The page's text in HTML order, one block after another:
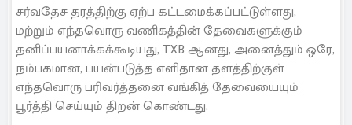
சர்வதேச தரத்திற்கு ஏற்ப கட்டமைக்கப்பட்டுள்ளது,
மற்றும் எந்தவொரு வணிகத்தின் தேவைகளுக்கும்
தனிப்பயனாக்கக்கூடியது, TXB ஆனது, அனைத்தும் ஒரே,
நம்பகமான, பயன்படுத்த எளிதான தளத்திற்குள்
எந்தவொரு பரிவர்த்தனை வங்கித் தேவையையும்
பூர்த்தி செய்யும் திறன் கொண்டது.